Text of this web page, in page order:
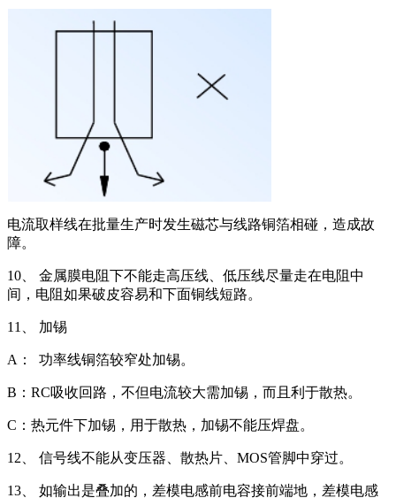
电流取样线在批量生产时发生磁芯与线路铜箔相碰，造成故
障。
10、 金属膜电阻下不能走高压线、低压线尽量走在电阻中
间，电阻如果破皮容易和下面铜线短路。
11、 加锡
A： 功率线铜箔较窄处加锡。
B：RC吸收回路，不但电流较大需加锡，而且利于散热。
C：热元件下加锡，用于散热，加锡不能压焊盘。
12、 信号线不能从变压器、散热片、MOS管脚中穿过。
13、 如输出是叠加的，差模电感前电容接前端地，差模电感